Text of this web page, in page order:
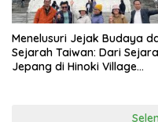
Menelusuri Jejak Budaya
Sejarah Taiwan: Dari
Jepang di Hinoki Village